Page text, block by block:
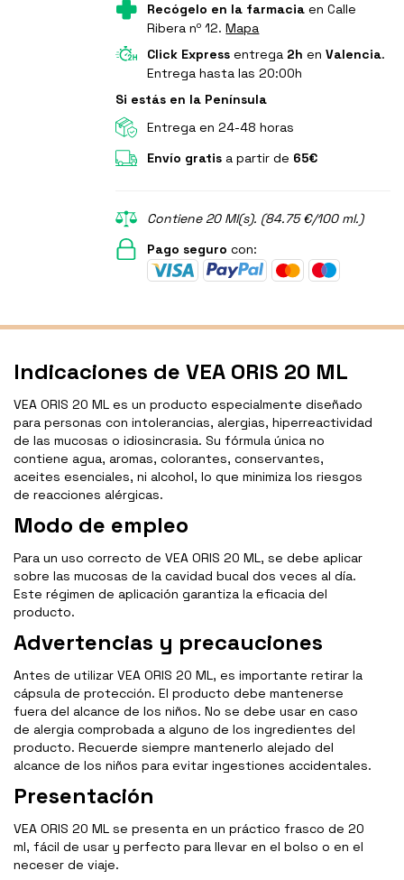
Recógelo en la farmacia en Calle
Ribera nº 12.Mapa
Click Express entrega 2h enValencia.
Entrega hasta las 20:00h
Si estás en la Península
Entrega en 24-48 horas
Envío gratis a partir de 65€
Contiene 20 Ml(s). (84.75 €/100 ml.)
Pago seguro con:
Indicaciones de VEA ORIS 20 ML
VEA ORIS 20 ML es un producto especialmente diseñado
para personas con intolerancias, alergias, hiperreactividad
de las mucosas o idiosincrasia. Su fórmula única no
contiene agua, aromas, colorantes, conservantes,
aceites esenciales, ni alcohol, lo que minimiza los riesgos
de reacciones alérgicas.
Modo de empleo
Para un uso correcto de VEA ORIS 20 ML, se debe aplicar
sobre las mucosas de la cavidad bucal dos veces al día.
Este régimen de aplicación garantiza la eficacia del
producto.
Advertencias y precauciones
Antes de utilizar VEA ORIS 20 ML, es importante retirar la
cápsula de protección. El producto debe mantenerse
fuera del alcance de los niños. No se debe usar en caso
de alergia comprobada a alguno de los ingredientes del
producto. Recuerde siempre mantenerlo alejado del
alcance de los niños para evitar ingestiones accidentales.
Presentación
VEA ORIS 20 ML se presenta en un práctico frasco de 20
ml, fácil de usar y perfecto para llevar en el bolso o en el
neceser de viaje.